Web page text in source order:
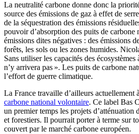
La neutralité carbone donne donc la
source des émissions de gaz à effet de
de la séquestration des émissions
pouvoir d’absorption des puits de carbone
émissions dites négatives : des émissions
forêts, les sols ou les zones humides.
Sans utiliser les capacités des
n’y arrivera pas ». Les puits de carbone
l’effort de guerre climatique.
La France travaille d’ailleurs actuellement
carbone national volontaire. Ce label Bas
un premier temps les projets d’atténuation
et forestiers. Il pourrait porter à terme sur
couvert par le marché carbone européen.